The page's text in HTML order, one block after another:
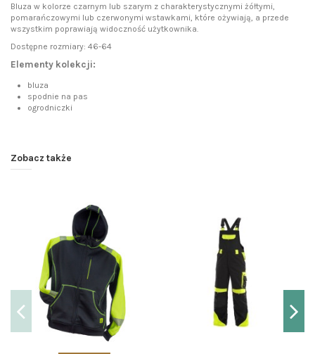
Bluza w kolorze czarnym lub szarym z charakterystycznymi żółtymi,
pomarańczowymi lub czerwonymi wstawkami, które ożywiają, a przede
wszystkim poprawiają widoczność użytkownika.
Dostępne rozmiary: 46-64
Elementy kolekcji:
bluza
spodnie na pas
ogrodniczki
Zobacz także